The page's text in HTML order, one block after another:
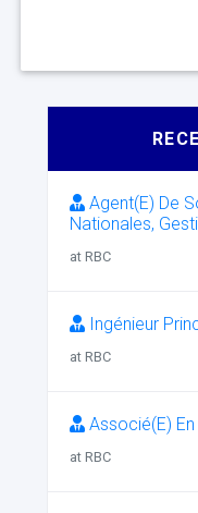
Agent(E) De
Nationales,
at RBC
Ingénieur
at RBC
Associé(E)
at RBC